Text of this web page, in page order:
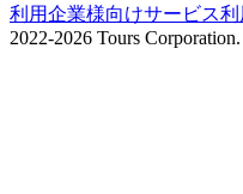
利用企業様向けサービス利
2022-2026 Tours